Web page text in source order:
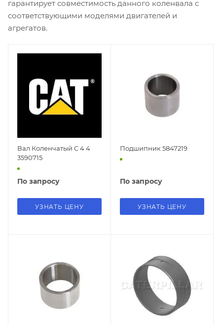
гарантирует совместимость данного коленвала с
соответствующими моделями двигателей и
агрегатов.
Вал Коленчатый C 4 4
3590715
По запросу
УЗНАТЬ ЦЕНУ
Подшипник 5847219
По запросу
УЗНАТЬ ЦЕНУ